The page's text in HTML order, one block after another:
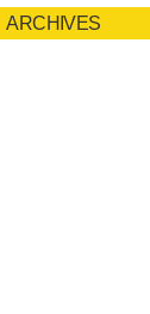
ARCHIVES